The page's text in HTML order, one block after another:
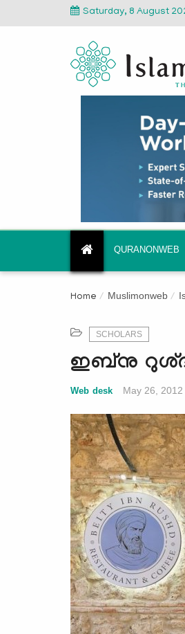
Saturday, 8 August
QURANONWEB
Home Muslimonweb
SCHOLARS
ഇബ്‌നു
Web desk May 26,